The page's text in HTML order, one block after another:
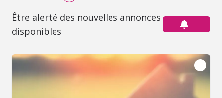
Être alerté des nouvelles annonces
disponibles